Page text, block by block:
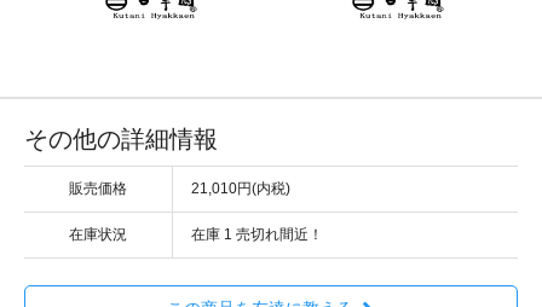
その他の詳細情報
販売価格 21,010円(内税)
在庫状況 在庫 1 売切れ間近！